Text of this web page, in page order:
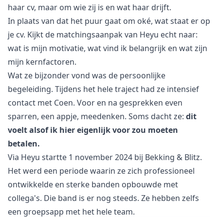
haar cv, maar om wie zij is en wat haar drijft.
In plaats van dat het puur gaat om oké, wat staat er op
je cv. Kijkt de matchingsaanpak van Heyu echt naar:
wat is mijn motivatie, wat vind ik belangrijk en wat zijn
mijn kernfactoren.
Wat ze bijzonder vond was de persoonlijke
begeleiding. Tijdens het hele traject had ze intensief
contact met Coen. Voor en na gesprekken even
sparren, een appje, meedenken. Soms dacht ze: dit
voelt alsof ik hier eigenlijk voor zou moeten
betalen.
Via Heyu startte 1 november 2024 bij Bekking & Blitz.
Het werd een periode waarin ze zich professioneel
ontwikkelde en sterke banden opbouwde met
collega's. Die band is er nog steeds. Ze hebben zelfs
een groepsapp met het hele team.